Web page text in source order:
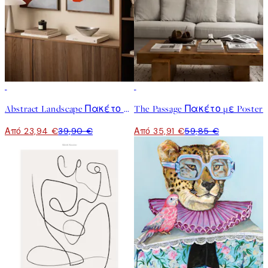
Abstract Landscape Πακέτο με Poster
Από 23,94 €39,90 €
The Passage Πακέτο με Poster
Από 35,91 €59,85 €